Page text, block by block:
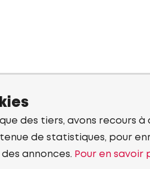
des tiers, avons recours à
de statistiques, pour
annonces. Pour en